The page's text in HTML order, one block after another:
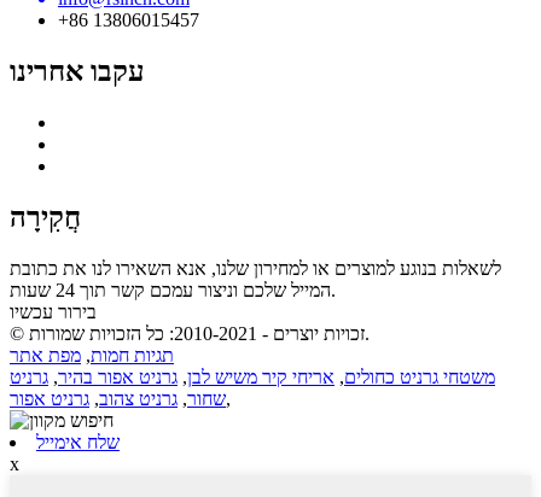
+86 13806015457
עקבו אחרינו
חֲקִירָה
לשאלות בנוגע למוצרים או למחירון שלנו, אנא השאירו לנו את כתובת
המייל שלכם וניצור עמכם קשר תוך 24 שעות.
בירור עכשיו
© זכויות יוצרים - 2010-2021: כל הזכויות שמורות.
תגיות חמות, מפת אתר
משטחי גרניט כחולים, אריחי קיר משיש לבן, גרניט אפור בהיר, גרניט
שחור, גרניט צהוב, גרניט אפור ,
שלח אימייל
x